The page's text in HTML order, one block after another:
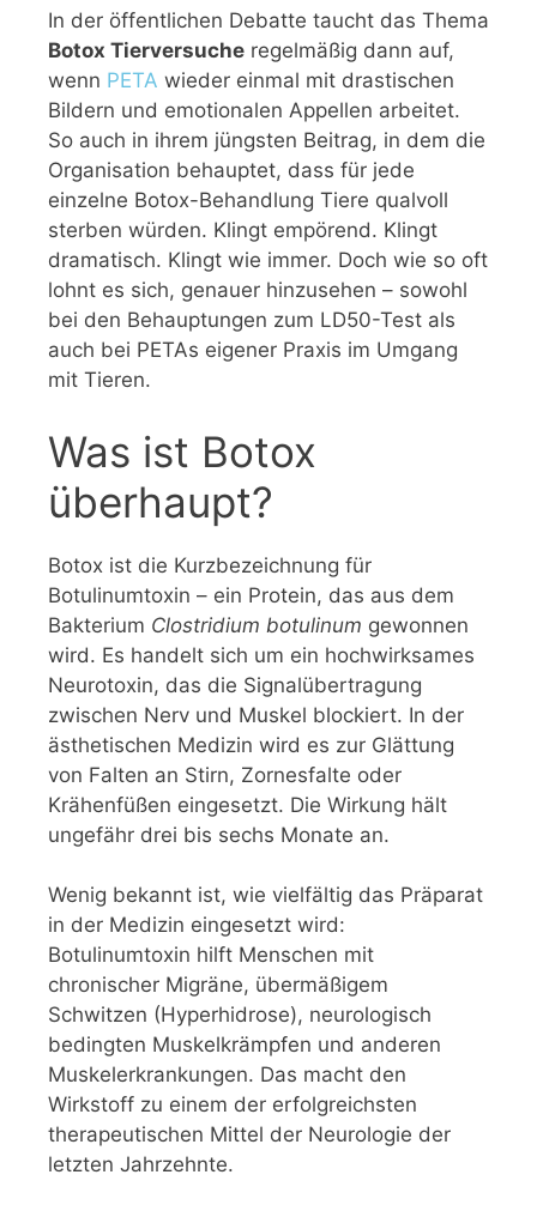
In der öffentlichen Debatte taucht das Thema
Botox Tierversuche regelmäßig dann auf,
wenn PETA wieder einmal mit drastischen
Bildern und emotionalen Appellen arbeitet.
So auch in ihrem jüngsten Beitrag, in dem die
Organisation behauptet, dass für jede
einzelne Botox-Behandlung Tiere qualvoll
sterben würden. Klingt empörend. Klingt
dramatisch. Klingt wie immer. Doch wie so oft
lohnt es sich, genauer hinzusehen – sowohl
bei den Behauptungen zum LD50-Test als
auch bei PETAs eigener Praxis im Umgang
mit Tieren.
Was ist Botox
überhaupt?
Botox ist die Kurzbezeichnung für
Botulinumtoxin – ein Protein, das aus dem
Bakterium Clostridium botulinum gewonnen
wird. Es handelt sich um ein hochwirksames
Neurotoxin, das die Signalübertragung
zwischen Nerv und Muskel blockiert. In der
ästhetischen Medizin wird es zur Glättung
von Falten an Stirn, Zornesfalte oder
Krähenfüßen eingesetzt. Die Wirkung hält
ungefähr drei bis sechs Monate an.
Wenig bekannt ist, wie vielfältig das Präparat
in der Medizin eingesetzt wird:
Botulinumtoxin hilft Menschen mit
chronischer Migräne, übermäßigem
Schwitzen (Hyperhidrose), neurologisch
bedingten Muskelkrämpfen und anderen
Muskelerkrankungen. Das macht den
Wirkstoff zu einem der erfolgreichsten
therapeutischen Mittel der Neurologie der
letzten Jahrzehnte.